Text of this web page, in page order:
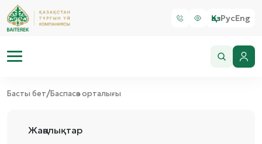
ҚазРусEng
Басты бет/Баспасөз орталығы
Жаңалықтар